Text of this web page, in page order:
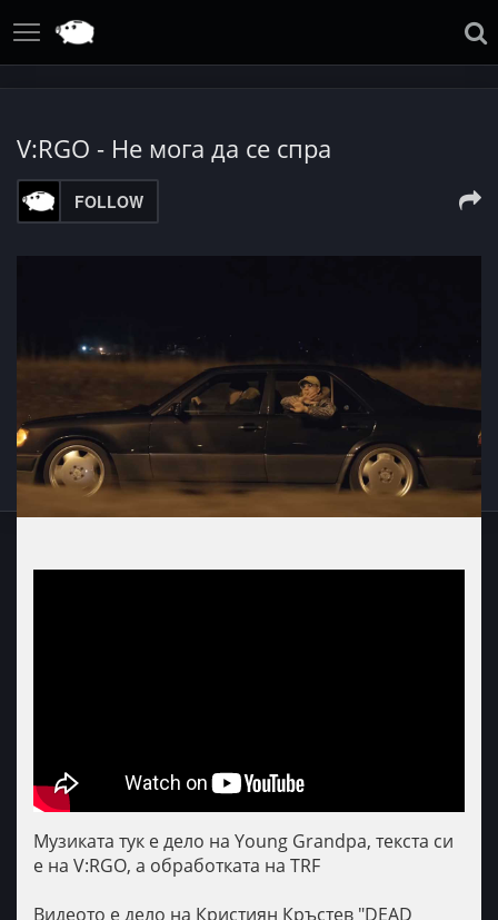
V:RGO - Не мога да се спра
FOLLOW
Музиката тук е дело на Young Grandpa, текста си
е на V:RGO, а обработката на TRF
Видеото е дело на Кристиян Кръстев "DEAD